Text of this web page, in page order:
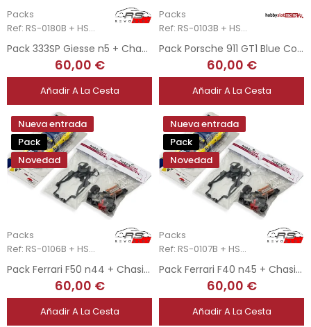
Packs
Ref: RS-0180B + HSR-2205
Pack 333SP Giesse n5 + Chasis 3DP + Upgrade Kit Mecánica Completa
60,00 €
Añadir A La Cesta
Packs
Ref: RS-0103B + HSR-2205
Pack Porsche 911 GT1 Blue Coral + Chasis 3DP + Upgrade Kit Mecánica Completa
60,00 €
Añadir A La Cesta
Nueva entrada
Pack
Novedad
Packs
Ref: RS-0106B + HSR-2205
Pack Ferrari F50 n44 + Chasis 3DP + Upgrade Kit Mecánica Completa
60,00 €
Añadir A La Cesta
Nueva entrada
Pack
Novedad
Packs
Ref: RS-0107B + HSR-2205
Pack Ferrari F40 n45 + Chasis 3DP + Upgrade Kit Mecánica Completa
60,00 €
Añadir A La Cesta